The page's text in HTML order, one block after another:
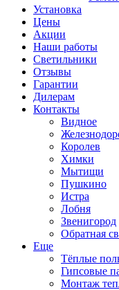
Установка
Цены
Акции
Наши работы
Светильники
Отзывы
Гарантии
Дилерам
Контакты
Видное
Королев
Химки
Мытищи
Пушкино
Истра
Лобня
Звенигород
Обратная
Еще
Тёплые
Гипсовые
Монтаж